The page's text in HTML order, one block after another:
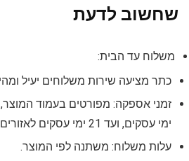
שחשוב לדעת
משלוח עד הבית:
כתר מציעה שירות משלוחים יעיל
ימי עסקים, ועד 21 ימי עסקים לאזורים מרוחקים.
עלות משלוח: משתנה לפי המוצר.